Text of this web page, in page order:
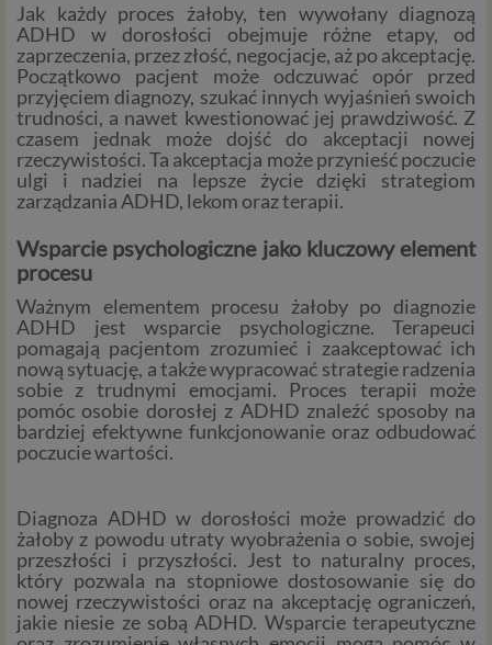
Jak każdy proces żałoby, ten wywołany diagnozą
ADHD w dorosłości obejmuje różne etapy, od
zaprzeczenia, przez złość, negocjacje, aż po akceptację.
Początkowo pacjent może odczuwać opór przed
przyjęciem diagnozy, szukać innych wyjaśnień swoich
trudności, a nawet kwestionować jej prawdziwość. Z
czasem jednak może dojść do akceptacji nowej
rzeczywistości. Ta akceptacja może przynieść poczucie
ulgi i nadziei na lepsze życie dzięki strategiom
zarządzania ADHD, lekom oraz terapii.
Wsparcie psychologiczne jako kluczowy element
procesu
Ważnym elementem procesu żałoby po diagnozie
ADHD jest wsparcie psychologiczne. Terapeuci
pomagają pacjentom zrozumieć i zaakceptować ich
nową sytuację, a także wypracować strategie radzenia
sobie z trudnymi emocjami. Proces terapii może
pomóc osobie dorosłej z ADHD znaleźć sposoby na
bardziej efektywne funkcjonowanie oraz odbudować
poczucie wartości.
Diagnoza ADHD w dorosłości może prowadzić do
żałoby z powodu utraty wyobrażenia o sobie, swojej
przeszłości i przyszłości. Jest to naturalny proces,
który pozwala na stopniowe dostosowanie się do
nowej rzeczywistości oraz na akceptację ograniczeń,
jakie niesie ze sobą ADHD. Wsparcie terapeutyczne